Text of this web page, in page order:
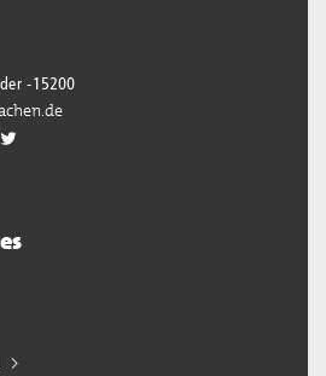
-15200